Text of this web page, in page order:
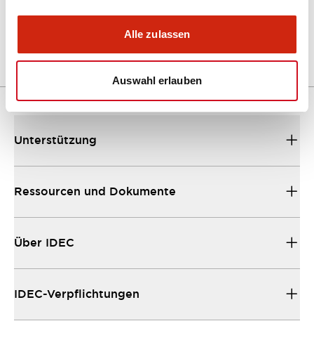
Alle zulassen
Auswahl erlauben
04/09/2025.PDF1.23MB
Unterstützung
Ressourcen und Dokumente
Über IDEC
IDEC-Verpflichtungen